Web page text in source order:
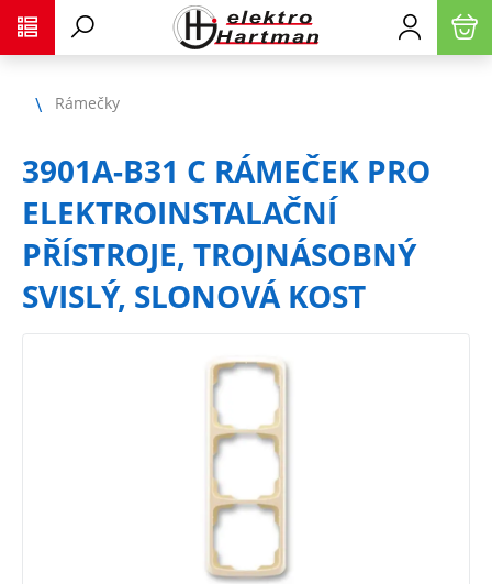
Rámečky
3901A-B31 C RÁMEČEK PRO
ELEKTROINSTALAČNÍ
PŘÍSTROJE, TROJNÁSOBNÝ
SVISLÝ, SLONOVÁ KOST